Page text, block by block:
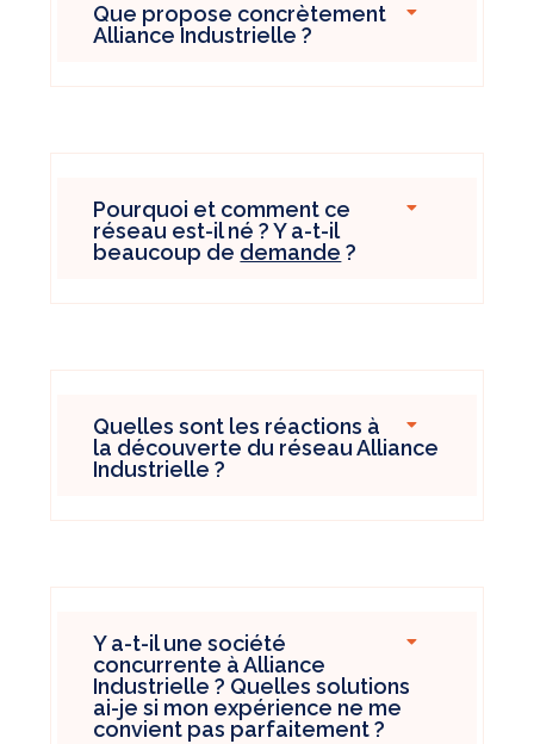
Que propose concrètement
Alliance Industrielle ?
Pourquoi et comment ce
réseau est-il né ? Y a-t-il
beaucoup de demande ?
Quelles sont les réactions à
la découverte du réseau Alliance
Industrielle ?
Y a-t-il une société
concurrente à Alliance
Industrielle ? Quelles solutions
ai-je si mon expérience ne me
convient pas parfaitement ?